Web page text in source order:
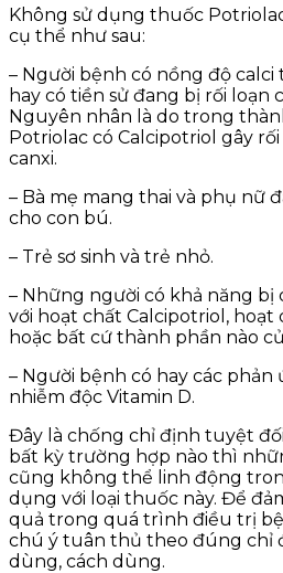
Không sử dụng thuốc
cụ thể như sau:
– Người bệnh có nồng độ
hay có tiền sử đang bị rối loạn
Nguyên nhân là do trong
Potriolac có Calcipotriol gây
canxi.
– Bà mẹ mang thai và phụ nữ
cho con bú.
– Trẻ sơ sinh và trẻ nhỏ.
– Những người có khả năng bị
với hoạt chất Calcipotriol,
hoặc bất cứ thành phần nào
– Người bệnh có hay các
nhiễm độc Vitamin D.
Đây là chống chỉ định tuyệt
bất kỳ trường hợp nào thì
cũng không thể linh động
dụng với loại thuốc này. Để
quả trong quá trình điều trị
chú ý tuân thủ theo đúng chỉ
dùng, cách dùng.